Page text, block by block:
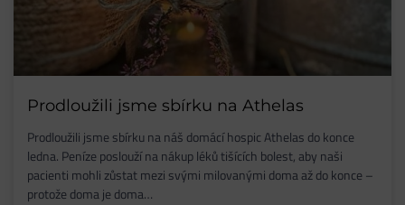
Prodloužili jsme sbírku na Athelas
Prodloužili jsme sbírku na náš domácí hospic Athelas do konce
ledna. Peníze poslouží na nákup léků tišících bolest, aby naši
pacienti mohli zůstat mezi svými milovanými doma až do konce –
protože doma je doma…